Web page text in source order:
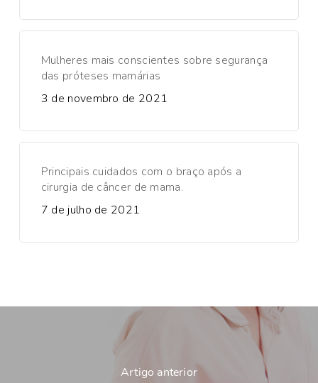
Mulheres mais conscientes sobre segurança
das próteses mamárias
3 de novembro de 2021
Principais cuidados com o braço após a
cirurgia de câncer de mama.
7 de julho de 2021
Artigo anterior